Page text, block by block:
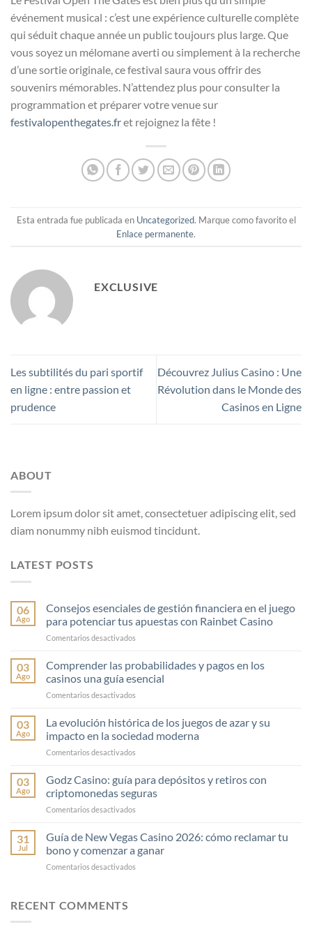
événement musical : c’est une expérience culturelle complète
qui séduit chaque année un public toujours plus large. Que
vous soyez un mélomane averti ou simplement à la recherche
d’une sortie originale, ce festival saura vous offrir des
souvenirs mémorables. N’attendez plus pour consulter la
programmation et préparer votre venue sur
festivalopenthegates.fret rejoignez la fête !
Esta entrada fue publicada en Uncategorized. Marque como favorito el
Enlace permanente.
EXCLUSIVE
Les subtilités du pari sportif
en ligne : entre passion et
prudence
Découvrez Julius Casino : Une
Révolution dans le Monde des
Casinos en Ligne
ABOUT
Lorem ipsum dolor sit amet, consectetuer adipiscing elit, sed
diam nonummy nibh euismod tincidunt.
LATEST POSTS
06
Ago
Consejos esenciales de gestión financiera en el juego
para potenciar tus apuestas con Rainbet Casino
Comentarios desactivados
esenciales
de
gestión
financiera
el
juego
potenciar
apuestas
con
Casino
03
Ago
Comprender las probabilidades y pagos en los
casinos una guía esencial
Comentarios desactivados
las
probabilidades
y
pagos
los
casinos
una
guía
03
Ago
La evolución histórica de los juegos de azar y su
impacto en la sociedad moderna
Comentarios desactivados
evolución
histórica
de
los
de
y
su
03
Ago
Godz Casino: guía para depósitos y retiros con
criptomonedas seguras
Comentarios desactivados
Casino:
guía
para
depósitos
31
Jul
Guía de New Vegas Casino 2026: cómo reclamar tu
bono y comenzar a ganar
Comentarios desactivados
RECENT COMMENTS